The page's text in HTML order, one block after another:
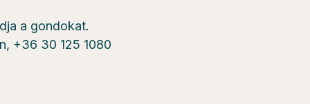
a gondokat.
+36 30 125 1080